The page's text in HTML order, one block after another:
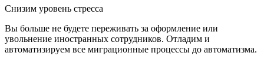
Снизим уровень стресса
Вы больше не будете переживать за оформление или
увольнение иностранных сотрудников. Отладим и
автоматизируем все миграционные процессы до автоматизма.